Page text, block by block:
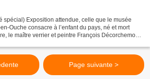
spécial) Exposition attendue, celle que le musée
Ouche consacre à l’enfant du pays, né et mort
le maître verrier et peintre François Décorchemont,
Page suivante >